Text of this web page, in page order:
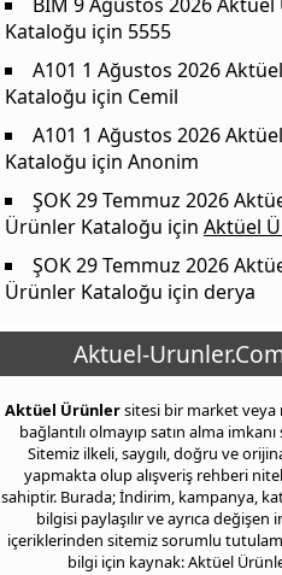
BİM 9 Ağustos 2026
Kataloğu için 5555
A101 1 Ağustos 2026
Kataloğu için Cemil
A101 1 Ağustos 2026
Kataloğu için Anonim
ŞOK 29 Temmuz 2026
Ürünler Kataloğu için Aktüel
ŞOK 29 Temmuz 2026
Ürünler Kataloğu için derya
Aktuel-
Aktüel Ürünlersitesi bir market veya
bağlantılı olmayıp satın alma
Sitemiz ilkeli, saygılı, doğru ve
yapmakta olup alışveriş rehberi
sahiptir. Burada; İndirim, kampanya,
bilgisi paylaşılır ve ayrıca değişen
içeriklerinden sitemiz sorumlu
bilgi için kaynak: Aktüel